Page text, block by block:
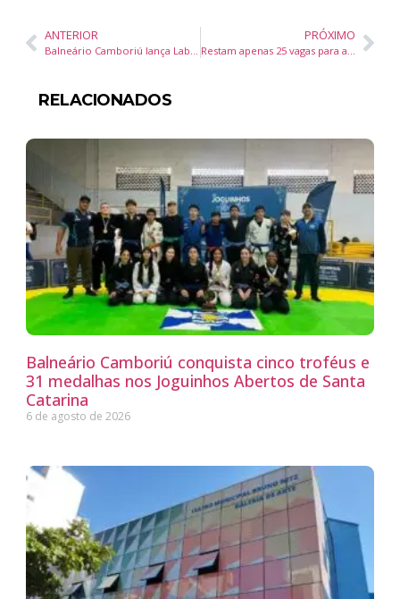
ANTERIOR
Balneário Camboriú lança Laboratório de Inovação e sanciona lei para impulsionar tecnologia e desenvolvimento sustentável
PRÓXIMO
Restam apenas 25 vagas para audiência pública sobre alterações no Plano Diretor de Balneário Piçarras
RELACIONADOS
Balneário Camboriú conquista cinco troféus e
31 medalhas nos Joguinhos Abertos de Santa
Catarina
6 de agosto de 2026